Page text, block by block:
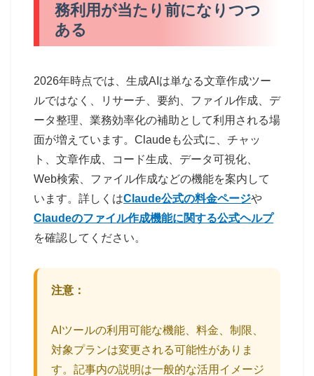
務利用が当たり前になりつつ
ある
2026年時点では、生成AIは単なる文章作成ツー
ルではなく、リサーチ、要約、ファイル作成、デ
ータ整理、業務効率化の補助として利用される場
面が増えています。Claudeも公式に、チャッ
ト、文章作成、コード生成、データ可視化、
Web検索、ファイル作成などの機能を案内して
います。詳しくはClaude公式の料金ページや
Claudeのファイル作成機能に関する公式ヘルプ
を確認してください。
注意：
AIツールの利用可能な機能、料金、制限、
対象プランは変更される可能性がありま
す。記事内の説明は一般的な活用イメージ